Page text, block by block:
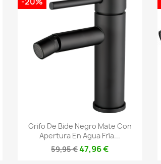
Vista rápida
Grifo De Bide Negro Mate Con
Apertura En Agua Fría...
59,95 €47,96 €